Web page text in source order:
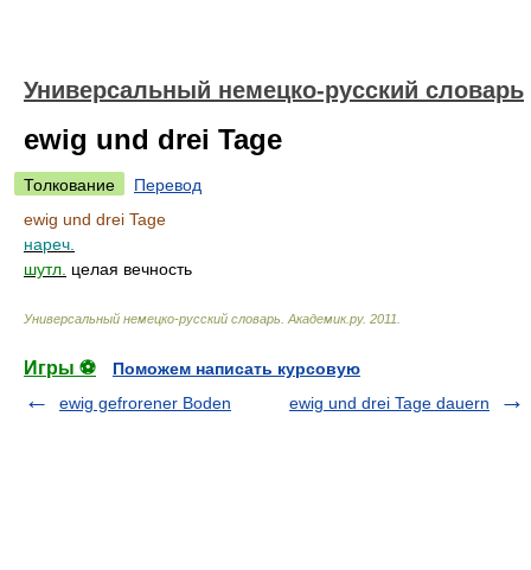
Универсальный немецко-русский словарь
ewig und drei Tage
Толкование
Перевод
ewig und drei Tage
нареч.
шутл. целая вечность
Универсальный немецко-русский словарь Академик.ру. 2011
Игры ⚽
Поможем написать курсовую
ewig gefrorener Boden
ewig und drei Tage dauern